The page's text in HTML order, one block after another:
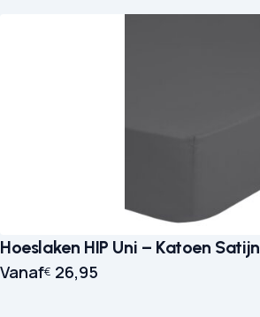
Hoeslaken HIP Uni – Katoen Satijn
Vanaf€ 26,95